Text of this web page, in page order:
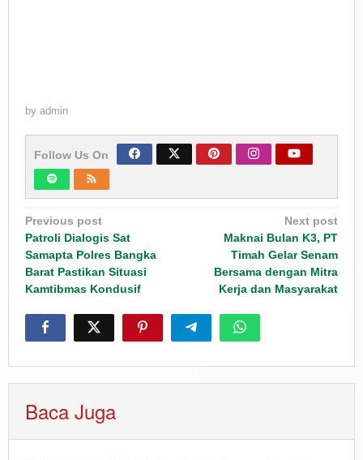
by admin
Follow Us On
Post
navigation
Previous post
Patroli Dialogis Sat
Samapta Polres Bangka
Barat Pastikan Situasi
Kamtibmas Kondusif
Next post
Maknai Bulan K3, PT
Timah Gelar Senam
Bersama dengan Mitra
Kerja dan Masyarakat
Baca Juga